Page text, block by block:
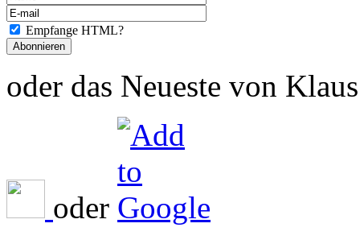
Empfange HTML?
oder das Neueste von
oder